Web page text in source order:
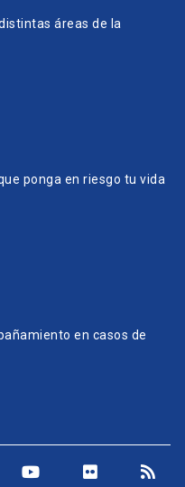
áreas de la
ponga en riesgo tu vida
en casos de